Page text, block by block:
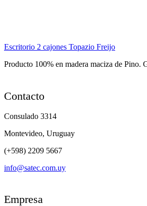
Escritorio 2 cajones Topazio Freijo
Producto 100% en madera maciza de Pino.
Contacto
Consulado 3314
Montevideo, Uruguay
(+598) 2209 5667
info@satec.com.uy
Empresa